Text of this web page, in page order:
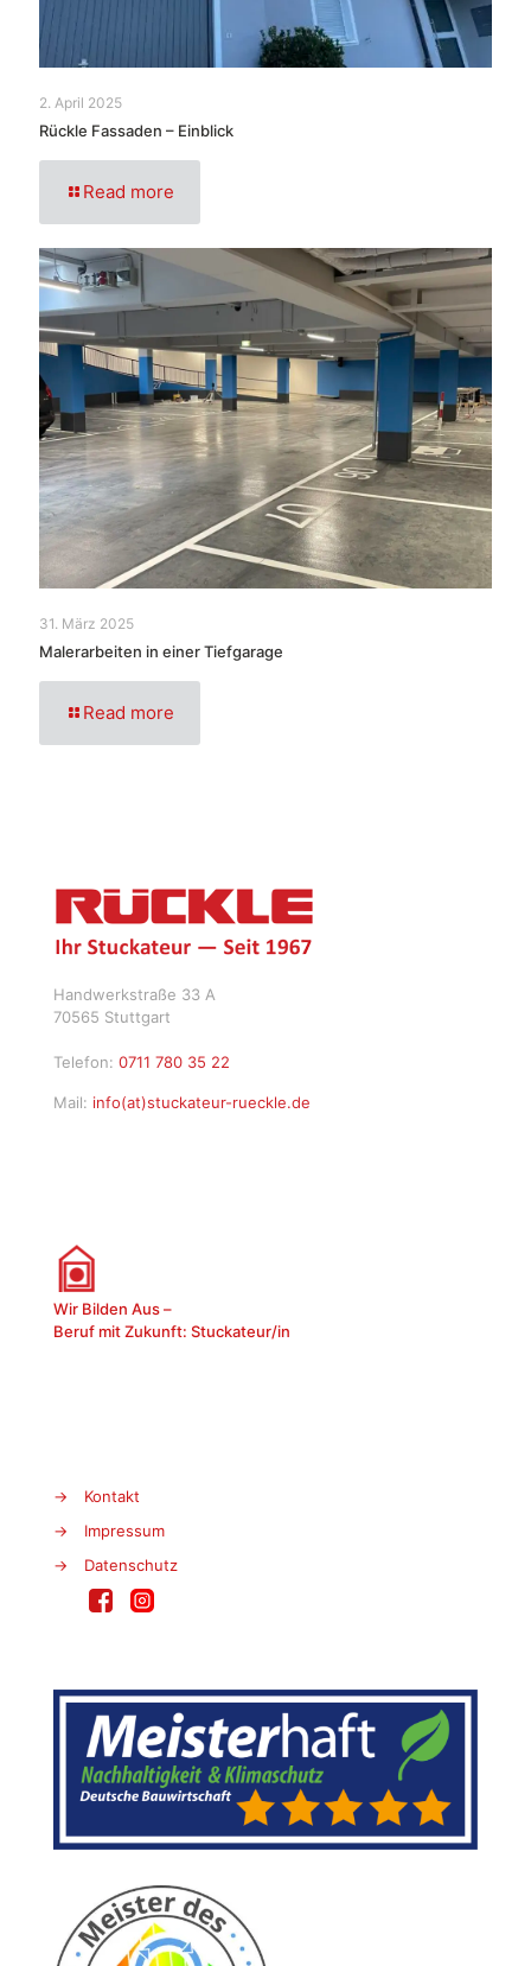
2. April 2025
Rückle Fassaden – Einblick
Read more
31. März 2025
Malerarbeiten in einer Tiefgarage
Read more
Handwerkstraße 33 A
70565 Stuttgart
Telefon: 0711 780 35 22
Mail: info(at)stuckateur-rueckle.de
Wir Bilden Aus –
Beruf mit Zukunft: Stuckateur/in
→
Kontakt
→
Impressum
→
Datenschutz